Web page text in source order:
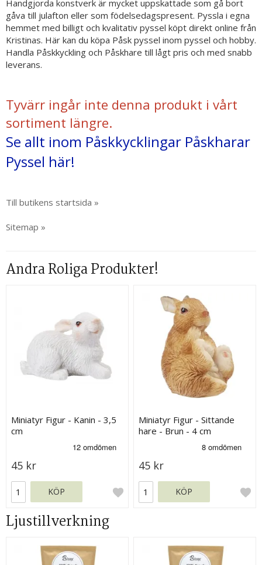
Handgjorda konstverk är mycket uppskattade som gå bort
gåva till julafton eller som födelsedagspresent. Pyssla i egna
hemmet med billigt och kvalitativ pyssel köpt direkt online från
Kristinas. Här kan du köpa Påsk pyssel inom pyssel och hobby.
Handla Påskkyckling och Påskhare till lågt pris och med snabb
leverans.
Tyvärr ingår inte denna produkt i vårt
sortiment längre.
Se allt inom Påskkycklingar Påskharar
Pyssel här!
Till butikens startsida »
Sitemap »
Andra Roliga Produkter!
Miniatyr Figur - Kanin - 3,5
cm
45 kr
KÖP
Miniatyr Figur - Sittande
hare - Brun - 4 cm
45 kr
KÖP
Ljustillverkning